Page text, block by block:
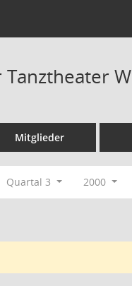
Mitglieder
Quartal 3 2000